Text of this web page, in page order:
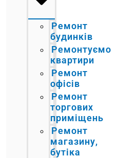
Ремонт
будинків
Ремонтуємо
квартири
Ремонт
офісів
Ремонт
торгових
приміщень
Ремонт
магазину,
бутіка